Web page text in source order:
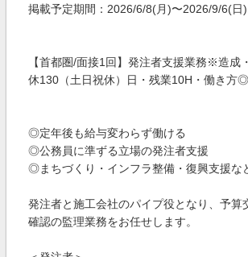
掲載予定期間：2026/6/8(月)〜2026/9/6(日)
【首都圏/面接1回】発注者支援業務※造
休130（土日祝休）日・残業10H・働き方◎
◎定年後も給与変わらず働ける
◎公務員に準ずる立場の発注者支援
◎まちづくり・インフラ整備・復興支援な
発注者と施工会社のパイプ役となり、予算
確認の監理業務をお任せします。